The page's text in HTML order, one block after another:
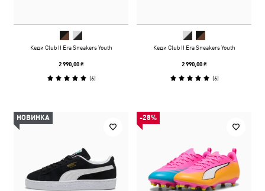
Кеди Club II Era Sneakers Youth
2 990,00 ₴
(6)
Кеди Club II Era Sneakers Youth
2 990,00 ₴
(6)
НОВИНКА -28%